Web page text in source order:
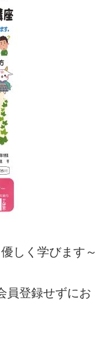
しく学びます～
員登録せずにお